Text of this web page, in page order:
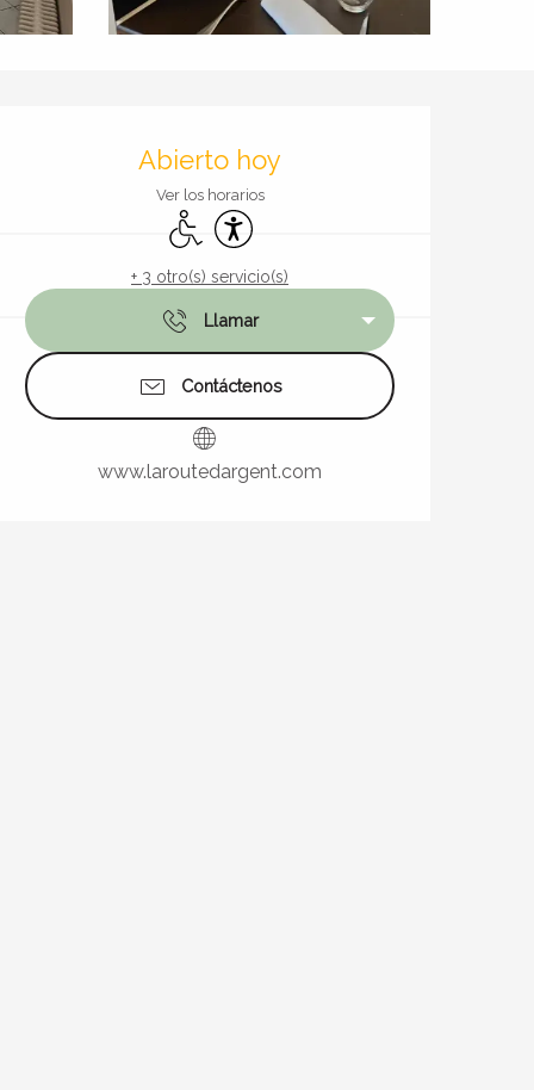
Horarios y datos de
Abierto hoy
Ver los horarios
Acceso para minusválidos
Accesibilidad
+ 3 otro(s) servicio(s)
Llamar
Contáctenos
www.laroutedargent.com